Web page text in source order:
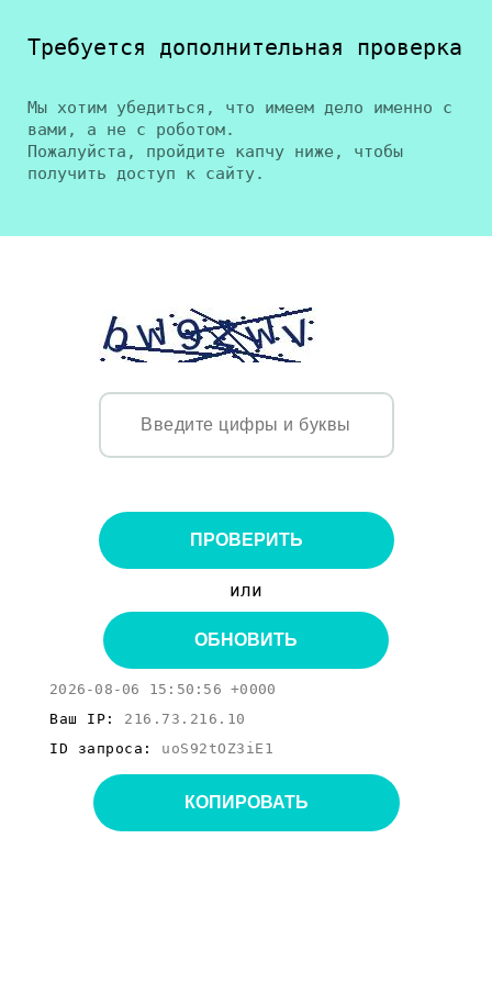
Требуется дополнительная проверка
Мы хотим убедиться, что имеем дело именно с
вами, а не с роботом.
Пожалуйста, пройдите капчу ниже, чтобы
получить доступ к сайту.
ПРОВЕРИТЬ
или
ОБНОВИТЬ
2026-08-06 15:50:56 +0000
Ваш IP: 216.73.216.10
ID запроса: uoS92tOZ3iE1
КОПИРОВАТЬ